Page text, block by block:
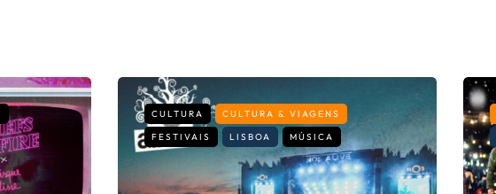
CULTURA
CULTURA & VIAGENS
FESTIVAIS
LISBOA MÚSICA